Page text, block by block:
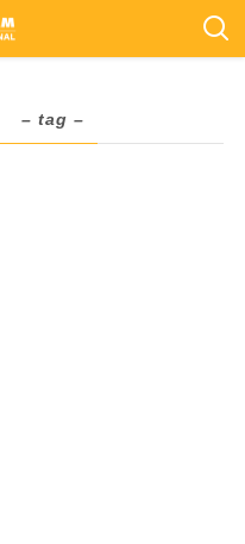
– tag –